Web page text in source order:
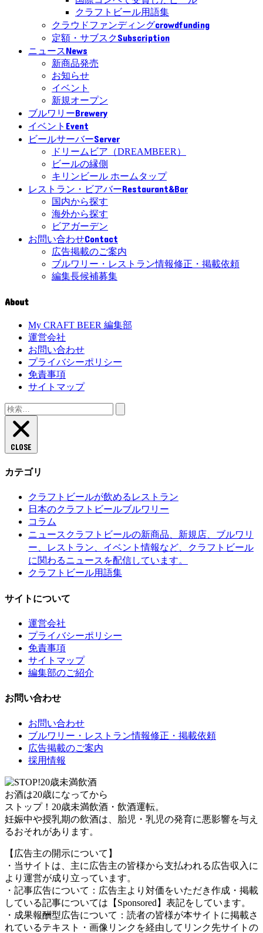
クラフトビール用語集
クラウドファンディングcrowdfunding
定額・サブスクSubscription
ニュースNews
新商品発売
お知らせ
イベント
新規オープン
ブルワリーBrewery
イベント Event
ビールサーバーServer
ドリームビア（DREAMBEER）
ビールの縁側
キリンビール ホームタップ
レストラン・ビアバーRestaurant&Bar
国内から探す
海外から探す
ビアガーデン
お問い合わせContact
広告掲載のご案内
ブルワリー・レストラン情報修正・掲載依頼
編集長候補募集
About
My CRAFT BEER 編集部
運営会社
お問い合わせ
プライバシーポリシー
免責事項
サイトマップ
検
索:
CLOSE
カテゴリ
クラフトビールが飲めるレストラン
日本のクラフトビールブルワリー
コラム
ニュース クラフトビールの新商品、新規店、ブルワリ
ー、レストラン、イベント情報など、クラフトビール
に関わるニュースを配信しています。
クラフトビール用語集
サイトについて
運営会社
プライバシーポリシー
免責事項
サイトマップ
編集部のご紹介
お問い合わせ
お問い合わせ
ブルワリー・レストラン情報修正・掲載依頼
広告掲載のご案内
採用情報
お酒は20歳になってから
ストップ！20歳未満飲酒・飲酒運転。
妊娠中や授乳期の飲酒は、胎児・乳児の発育に悪影響を与え
るおそれがあります。
【広告主の開示について】
・当サイトは、主に広告主の皆様から支払われる広告収入に
より運営が成り立っています。
・記事広告について：広告主より対価をいただき作成・掲載
している記事については【Sponsored】表記をしています。
・成果報酬型広告について：読者の皆様が本サイトに掲載さ
れているテキスト・画像リンクを経由してリンク先サイトの